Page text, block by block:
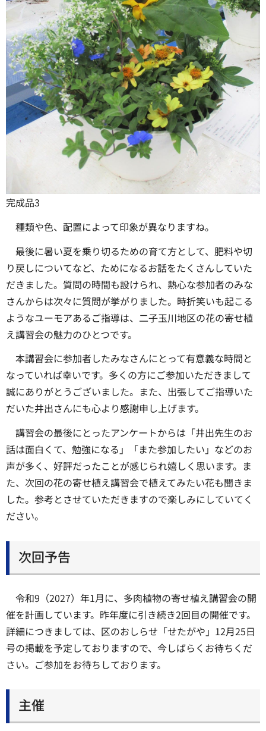
完成品3
種類や色、配置によって印象が異なりますね。
最後に暑い夏を乗り切るための育て方として、肥料や切
り戻しについてなど、ためになるお話をたくさんしていた
だきました。質問の時間も設けられ、熱心な参加者のみな
さんからは次々に質問が挙がりました。時折笑いも起こる
ようなユーモアあるご指導は、二子玉川地区の花の寄せ植
え講習会の魅力のひとつです。
本講習会に参加者したみなさんにとって有意義な時間と
なっていれば幸いです。多くの方にご参加いただきまして
誠にありがとうございました。また、出張してご指導いた
だいた井出さんにも心より感謝申し上げます。
講習会の最後にとったアンケートからは「井出先生のお
話は面白くて、勉強になる」「また参加したい」などのお
声が多く、好評だったことが感じられ嬉しく思います。ま
た、次回の花の寄せ植え講習会で植えてみたい花も聞きま
した。参考とさせていただきますので楽しみにしていてく
ださい。
次回予告
令和9（2027）年1月に、多肉植物の寄せ植え講習会の開
催を計画しています。昨年度に引き続き2回目の開催です。
詳細につきましては、区のおしらせ「せたがや」12月25日
号の掲載を予定しておりますので、今しばらくお待ちくだ
さい。ご参加をお待ちしております。
主催